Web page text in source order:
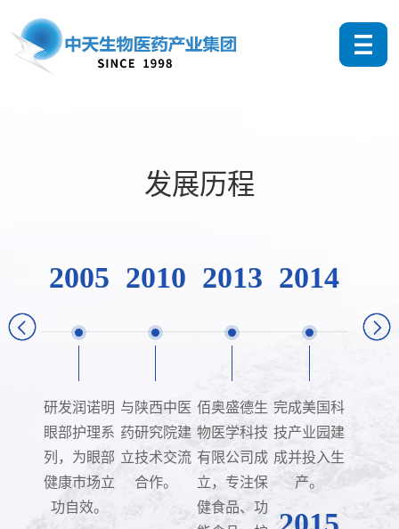
发展历程
2005
研发润诺明
眼部护理系
列，为眼部
健康市场立
功自效。
2010
与陕西中医
药研究院建
立技术交流
合作。
2013
佰奥盛德生
物医学科技
有限公司成
立，专注保
健食品、功
2014
完成美国科
技产业园建
成并投入生
产。